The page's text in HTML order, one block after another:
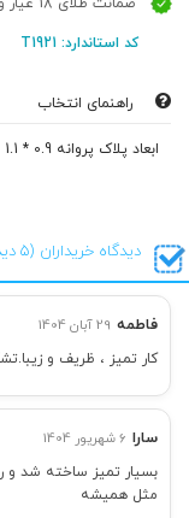
کد استاندارد: T1921
راهنمای انتخاب
ابعاد پلاک پروانه 0.9 * 1.1 سانت می باشد.
دیدگاه خریداران (5 دیدگاه)
فاطمه 29 آبان 1404
کار تمیز ، ظریف و
سارا 6 شهریور 1404
بسیار تمیز ساخته شد و
مثل همیشه